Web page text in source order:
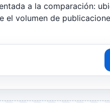
a la comparación:
volumen de